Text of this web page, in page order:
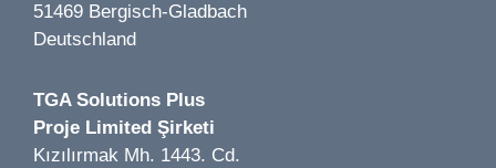
Image 1 of 1
51469 Bergisch-Gladbach
Deutschland
TGA Solutions Plus
Proje Limited Şirketi
Kızılırmak Mh. 1443. Cd.